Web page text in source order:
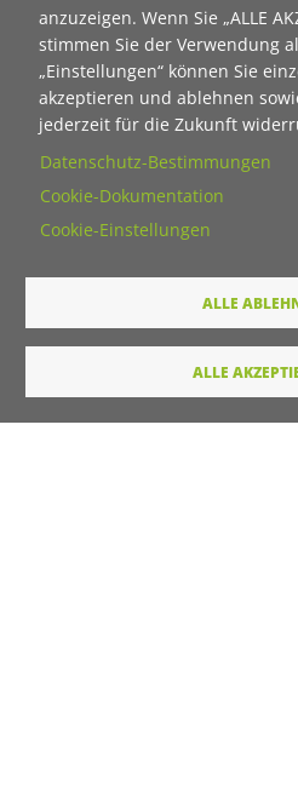
anzuzeigen. Wenn Sie „ALLE
stimmen Sie der Verwendung
„Einstellungen“ können Sie
akzeptieren und ablehnen
jederzeit für die Zukunft
Datenschutz-Bestimmungen
Cookie-Dokumentation
Cookie-Einstellungen
ALLE
ALLE
Vorname
Nachname
E-Mail
Wie dürfen wir Sie in Zukunft
Sie
Ihre Daten werden von unserer